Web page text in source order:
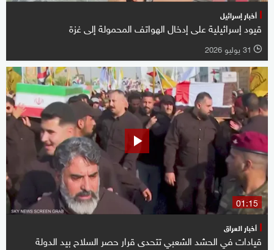
أخبار إسرائيل
قيود إسرائيلية على إدخال الهواتف المحمولة إلى غزة
l 31 يوليو 2026
01:15
أخبار العراق
قيادات في الحشد الشعبي تتحدى قرار حصر السلاح بيد الدولة